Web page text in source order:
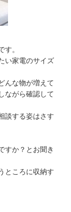
す。
い家電のサイズ
んな物が増えて
ながら確認して
談する姿はさす
すか？とお聞き
ところに収納す